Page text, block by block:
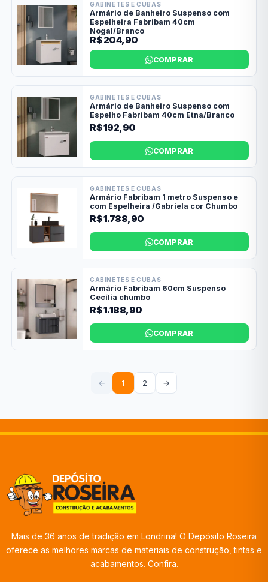
GABINETES E CUBAS
Armário de Banheiro Suspenso com
Espelheira Fabribam 40cm
Nogal/Branco
R$ 204,90
COMPRAR
GABINETES E CUBAS
Armário de Banheiro Suspenso com
Espelho Fabribam 40cm Etna/Branco
R$ 192,90
COMPRAR
GABINETES E CUBAS
Armário Fabribam 1 metro Suspenso e
com Espelheira /Gabriela cor Chumbo
R$ 1.788,90
COMPRAR
GABINETES E CUBAS
Armário Fabribam 60cm Suspenso
Cecília chumbo
R$ 1.188,90
COMPRAR
← 1 2 →
Mais de 36 anos de tradição em Londrina! O Depósito Roseira
oferece as melhores marcas de materiais de construção, tintas e
acabamentos. Confira.